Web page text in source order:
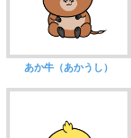
あか牛（あかうし）